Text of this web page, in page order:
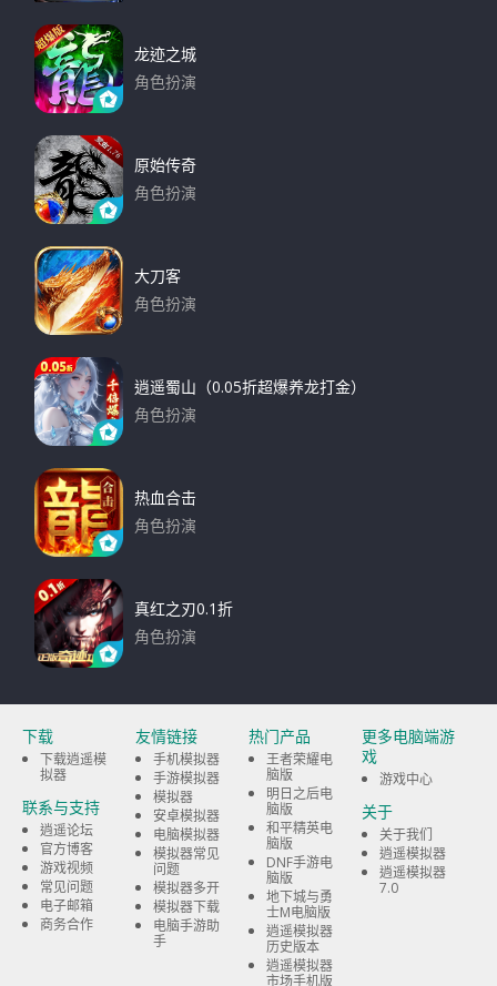
龙迹之城
角色扮演
原始传奇
角色扮演
大刀客
角色扮演
逍遥蜀山（0.05折超爆养龙打金）
角色扮演
热血合击
角色扮演
真红之刃0.1折
角色扮演
下载
下载逍遥模
拟器
联系与支持
逍遥论坛
官方博客
游戏视频
常见问题
电子邮箱
商务合作
友情链接
手机模拟器
手游模拟器
模拟器
安卓模拟器
电脑模拟器
模拟器常见
问题
模拟器多开
模拟器下载
电脑手游助
手
热门产品
王者荣耀电
脑版
明日之后电
脑版
和平精英电
脑版
DNF手游电
脑版
地下城与勇
士M电脑版
逍遥模拟器
历史版本
逍遥模拟器
市场手机版
更多电脑端游
戏
游戏中心
关于
关于我们
逍遥模拟器
逍遥模拟器
7.0